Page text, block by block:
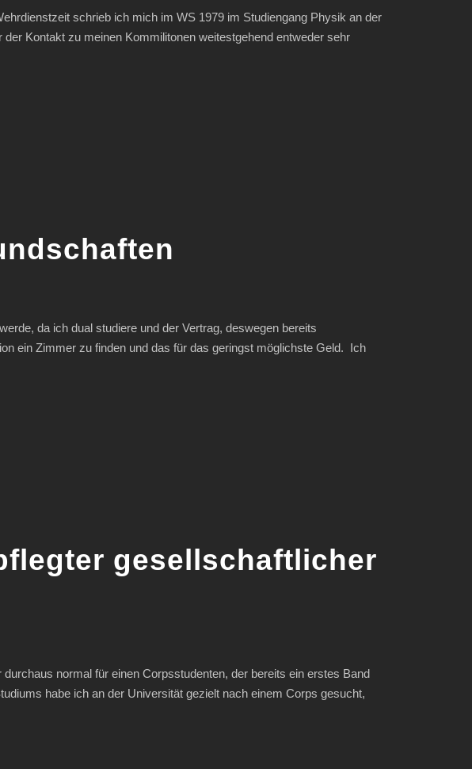
schrieb ich mich im WS 1979 im Studiengang Physik an der
Kontakt zu meinen Kommilitonen weitestgehend entweder sehr
da ich dual studiere und der Vertrag, deswegen bereits
ein Zimmer zu finden und das für das geringst möglichste Geld. Ich
gesellschaftlicher
normal für einen Corpsstudenten, der bereits ein erstes Band
habe ich an der Universität gezielt nach einem Corps gesucht,